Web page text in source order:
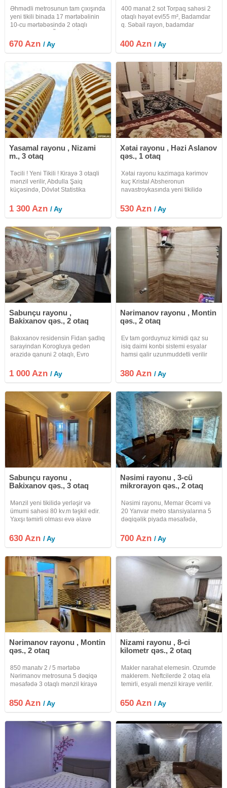
Əhmədli metrosunun tam çıxışında
yeni tikili binada 17 mərtəbəlinin
10-cu mərtəbəsində 2 otaqlı
verilir. Mənzilin ümumi sahəsi 57
kv m. Qaz, su, işıq daimidir. İstilik
670 Azn/ Ay
400 manat 2 sot Torpaq sahəsi 2
otaqlı həyət evi55 m², Badamdar
q. Səbail rayon, badamdar
təmirli həyət evi kirayə verilir. Ev
yalnız ailələrə və tələbə qızlara
400 Azn/ Ay
Yasamal rayonu , Nizami
m., 3 otaq
Təcili ! Yeni Tikili ! Кirayə 3 otaqli
mənzil verilir, Abdulla Şaiq
küçəsində, Dövlət Statistika
Nizami " metrosu yaxınlığında.
Mərtəbə: 23/14. Ümumi sahəsi:
1 300 Azn/ Ay
Xətai rayonu , Həzi Aslanov
qəs., 1 otaq
Xətai rayonu kazimaga kərimov
kuç Kristal Absheronun
navastroykasında yeni tikilidə
seyle təchiz olunub , kombi , isti
pol, bütün mətbəx mebeli və
530 Azn/ Ay
Sabunçu rayonu ,
Bakixanov qəs., 2 otaq
Bakıxanov residensin Fidan şadlıq
sarayindan Korogluya gedən
ərazidə qanuni 2 otaqlı, Evro
şeraiti var. Vasticelere 100 azn
vere bilerem. HAZİRDA MENZİL
1 000 Azn/ Ay
Nərimanov rayonu , Montin
qəs., 2 otaq
Ev tam gorduynuz kimidi qaz su
isiq daimi konbi sistemi esyalar
hamsi qalir uzunmuddetli verilir
380 Azn/ Ay
Sabunçu rayonu ,
Bakixanov qəs., 3 otaq
Mənzil yeni tikilidə yerləşir və
ümumi sahəsi 80 kv.m təşkil edir.
Yaxşı təmirli olması evə əlavə
qazandırır. Otaqlar geniş və
funksional şəkildə planlaşdırılıb,
630 Azn/ Ay
Nəsimi rayonu , 3-cü
mikrorayon qəs., 2 otaq
Nəsimi rayonu, Memar Əcəmi və
20 Yanvar metro stansiyalarına 5
dəqiqəlik piyada məsafədə,
yerləşən 5 mərtəbəli binanın 1-ci
mərtəbəsində 2 otaqlı mənzil
700 Azn/ Ay
Nərimanov rayonu , Montin
qəs., 2 otaq
850 manatv 2 / 5 mərtəbə
Nərimanov metrosuna 5 dəqiqə
məsafədə 3 otaqlı mənzil kirayə
5 dəqiqəlik piyada məsafə Səliqəli
və müasir bina 2 yataq otağı +
850 Azn/ Ay
Nizami rayonu , 8-ci
kilometr qəs., 2 otaq
Makler narahat elemesin. Ozumde
maklerem. Neftcilerde 2 otaq ela
temirli, esyali menzil kiraye verilir.
kucesi 18/8 mertebesi Nazli sadliq
sarayinin yani Podium mollun
650 Azn/ Ay